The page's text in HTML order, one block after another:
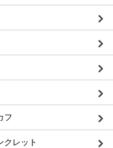
フ
クレット